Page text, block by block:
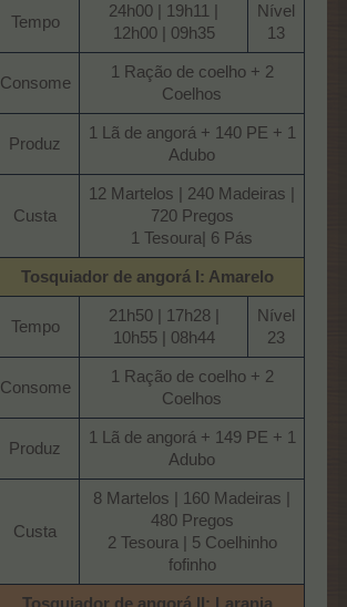
Tempo​
24h00 | 19h11 |
12h00 | 09h35​
Nível
13​
Consome​
1 Ração de coelho + 2
Coelhos​
Produz​
1 Lã de angorá + 140 PE + 1
Adubo​
Custa​
12 Martelos | 240 Madeiras |
720 Pregos
1 Tesoura| 6 Pás​
Tosquiador de angorá I: Amarelo
Tempo​
21h50 | 17h28 |
10h55 | 08h44​
Nível
23​
Consome​
1 Ração de coelho + 2
Coelhos​
Produz​
1 Lã de angorá + 149 PE + 1
Adubo​
Custa​
8 Martelos | 160 Madeiras |
480 Pregos
2 Tesoura | 5 Coelhinho
fofinho​